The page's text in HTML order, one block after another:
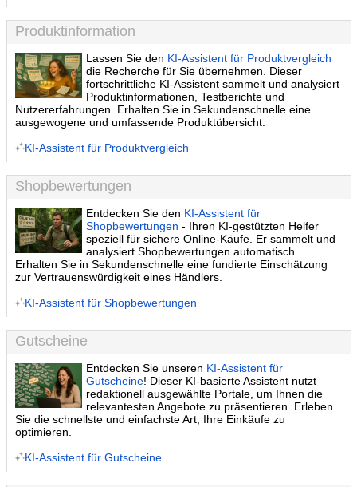
Produktinformation
Lassen Sie den KI-Assistent für Produktvergleich
die Recherche für Sie übernehmen. Dieser
fortschrittliche KI-Assistent sammelt und analysiert
Produktinformationen, Testberichte und
Nutzererfahrungen. Erhalten Sie in Sekundenschnelle eine
ausgewogene und umfassende Produktübersicht.
KI-Assistent für Produktvergleich
Shopbewertungen
Entdecken Sie den KI-Assistent für
Shopbewertungen - Ihren KI-gestützten Helfer
speziell für sichere Online-Käufe. Er sammelt und
analysiert Shopbewertungen automatisch.
Erhalten Sie in Sekundenschnelle eine fundierte Einschätzung
zur Vertrauenswürdigkeit eines Händlers.
KI-Assistent für Shopbewertungen
Gutscheine
Entdecken Sie unseren KI-Assistent für
Gutscheine! Dieser KI-basierte Assistent nutzt
redaktionell ausgewählte Portale, um Ihnen die
relevantesten Angebote zu präsentieren. Erleben
Sie die schnellste und einfachste Art, Ihre Einkäufe zu
optimieren.
KI-Assistent für Gutscheine